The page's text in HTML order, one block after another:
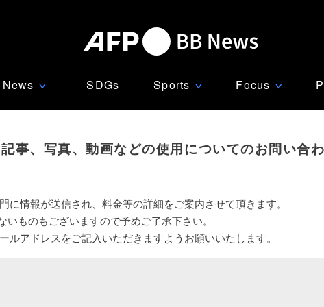
News ∨ SDGs Sports ∨ Focus ∨
記事、写真、動画などの使用についてのお問い合
に情報が送信され、料金等の詳細をご案内させて頂きます。
ものもございますので予めご了承下さい。
ルアドレスをご記入いただきますようお願いいたします。